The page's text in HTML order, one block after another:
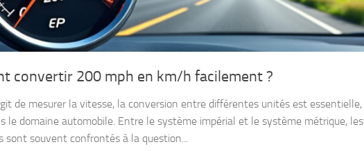
convertir 200 mph en km/h facilement ?
de mesurer la vitesse, la conversion entre différentes unités est essentielle,
le domaine automobile. Entre le système impérial et le système métrique, les
sont souvent confrontés à la question...